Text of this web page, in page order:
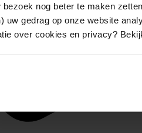
bezoek nog beter te maken
uw gedrag op onze website
over cookies en privacy?